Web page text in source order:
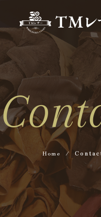
Home /